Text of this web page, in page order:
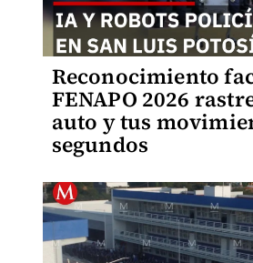
Reconocimiento
FENAPO 2026
auto y tus
segundos